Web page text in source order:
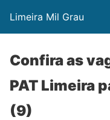
Limeira Mil Grau
Confira as
PAT Limeira
(9)